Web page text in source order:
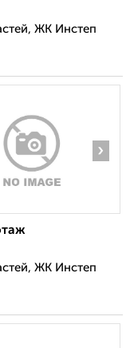
ЖК Инстеп
›
ЖК Инстеп